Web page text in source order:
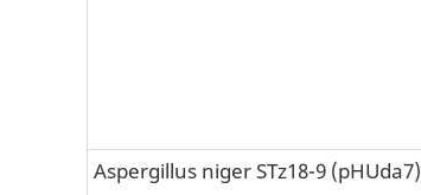
Aspergillus niger STz18-9 (pHUda7)